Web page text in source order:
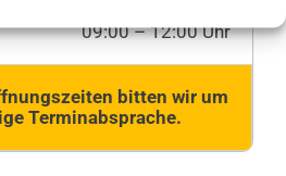
09:00 – 12:00 Uhr
bitten wir um
Terminabsprache.